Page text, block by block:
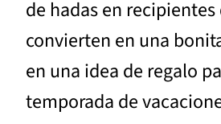
de hadas en recipientes
convierten en una
en una idea de regalo
temporada de